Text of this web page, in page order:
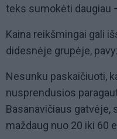
teks sumokėti daugiau
Kaina reikšmingai gali
didesnėje grupėje,
Nesunku paskaičiuoti,
nusprendusios
Basanavičiaus gatvėje,
maždaug nuo 20 iki 60